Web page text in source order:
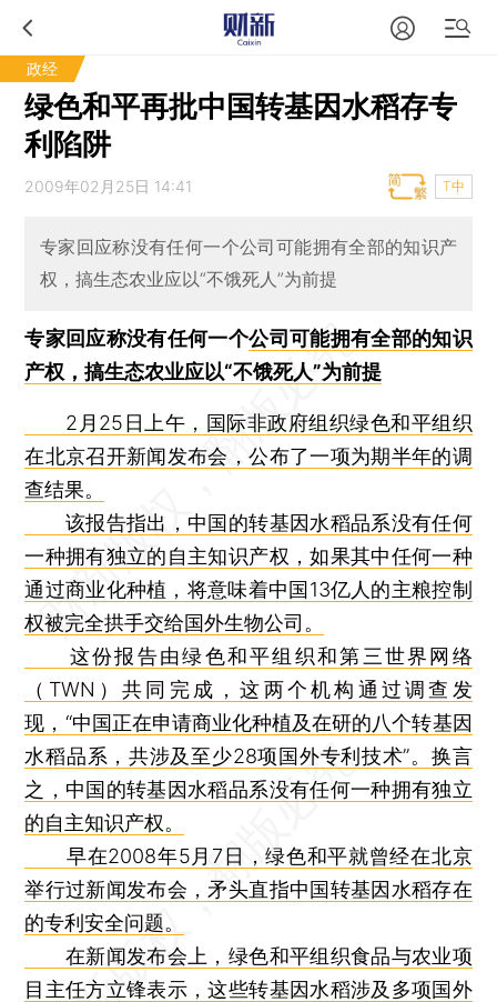
政经
绿色和平再批中国转基因水稻存专
利陷阱
2009年02月25日 14:41 T中
专家回应称没有任何一个公司可能拥有全部的知识产
权，搞生态农业应以“不饿死人”为前提
专家回应称没有任何一个公司可能拥有全部的知识
产权，搞生态农业应以“不饿死人”为前提
2月25日上午，国际非政府组织绿色和平组织
在北京召开新闻发布会，公布了一项为期半年的调
查结果。
该报告指出，中国的转基因水稻品系没有任何
一种拥有独立的自主知识产权，如果其中任何一种
通过商业化种植，将意味着中国13亿人的主粮控制
权被完全拱手交给国外生物公司。
这份报告由绿色和平组织和第三世界网络
（TWN）共同完成，这两个机构通过调查发
现，“中国正在申请商业化种植及在研的八个转基因
水稻品系，共涉及至少28项国外专利技术”。换言
之，中国的转基因水稻品系没有任何一种拥有独立
的自主知识产权。
早在2008年5月7日，绿色和平就曾经在北京
举行过新闻发布会，矛头直指中国转基因水稻存在
的专利安全问题。
在新闻发布会上，绿色和平组织食品与农业项
目主任方立锋表示，这些转基因水稻涉及多项国外